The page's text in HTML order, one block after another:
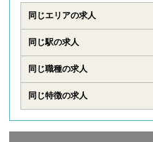
同じエリアの求人
同じ駅の求人
同じ職種の求人
同じ特徴の求人